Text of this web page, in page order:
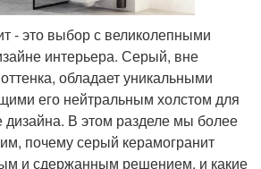
- это выбор с великолепными
интерьера. Серый, вне
обладает уникальными
его нейтральным холстом для
дизайна. В этом разделе мы более
почему серый керамогранит
и сдержанным решением, и какие